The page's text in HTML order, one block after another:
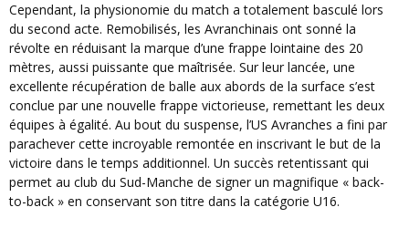
Cependant, la physionomie du match a totalement basculé lors
du second acte. Remobilisés, les Avranchinais ont sonné la
révolte en réduisant la marque d’une frappe lointaine des 20
mètres, aussi puissante que maîtrisée. Sur leur lancée, une
excellente récupération de balle aux abords de la surface s’est
conclue par une nouvelle frappe victorieuse, remettant les deux
équipes à égalité. Au bout du suspense, l’US Avranches a fini par
parachever cette incroyable remontée en inscrivant le but de la
victoire dans le temps additionnel. Un succès retentissant qui
permet au club du Sud-Manche de signer un magnifique « back-
to-back » en conservant son titre dans la catégorie U16.